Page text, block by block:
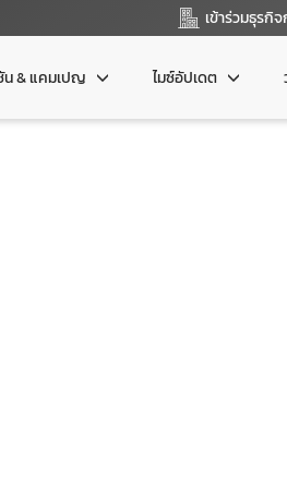
เข้าร่วมธุรกิ
น & แคมเปญ ไมซ์อัปเดต